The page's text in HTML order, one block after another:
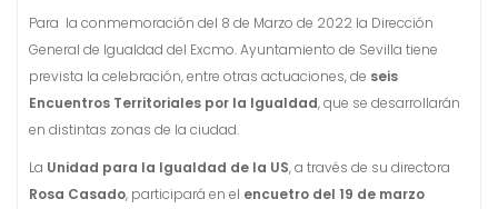
Para la conmemoración del 8 de Marzo de 2022 la Dirección
General de Igualdad del Excmo. Ayuntamiento de Sevilla tiene
prevista la celebración, entre otras actuaciones, de seis
Encuentros Territoriales por la Igualdad, que se desarrollarán
en distintas zonas de la ciudad.
La Unidad para la Igualdad de la US, a través de su directora
Rosa Casado, participará en el encuetro del 19 de marzo